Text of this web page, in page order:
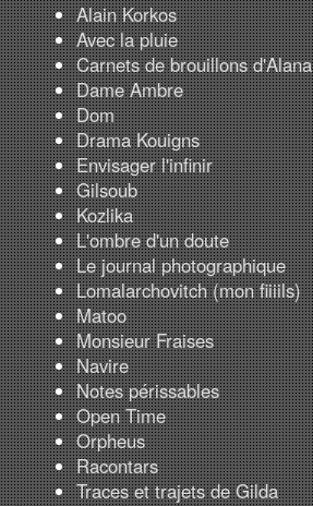
Alain Korkos
Avec la pluie
Carnets de brouillons d'Alana
Dame Ambre
Dom
Drama Kouigns
Envisager l'infinir
Gilsoub
Kozlika
L'ombre d'un doute
Le journal photographique
Lomalarchovitch (mon fiiiils)
Matoo
Monsieur Fraises
Navire
Notes périssables
Open Time
Orpheus
Racontars
Traces et trajets de Gilda